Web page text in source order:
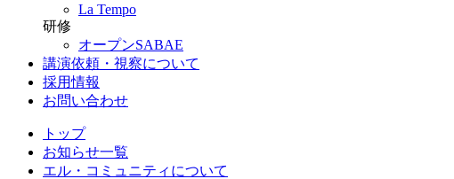
La Tempo
研修
オープンSABAE
講演依頼・視察について
採用情報
お問い合わせ
トップ
お知らせ一覧
エル・コミュニティについて